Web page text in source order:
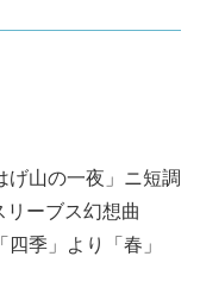
山の一夜」ニ短調
ーブス幻想曲
季」より「春」